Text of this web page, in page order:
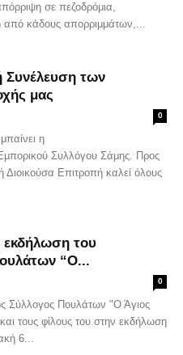
σε πεζοδρόμια,
από κάδους απορριμμάτων,...
Συνέλευση των
μας
0
η
Συλλόγου Σάμης. Προς
Επιτροπή καλεί όλους
εκδήλωση του
“Ο...
0
Σύλλογος Πουλάτων "Ο Άγιος
τους φίλους του στην εκδήλωση
6...